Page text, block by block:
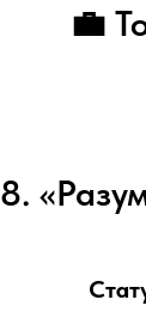
💼
8.